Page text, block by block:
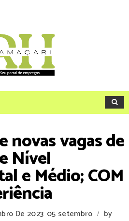
novas vagas de
Nível
e Médio; COM
De 2023 05 setembro /
by